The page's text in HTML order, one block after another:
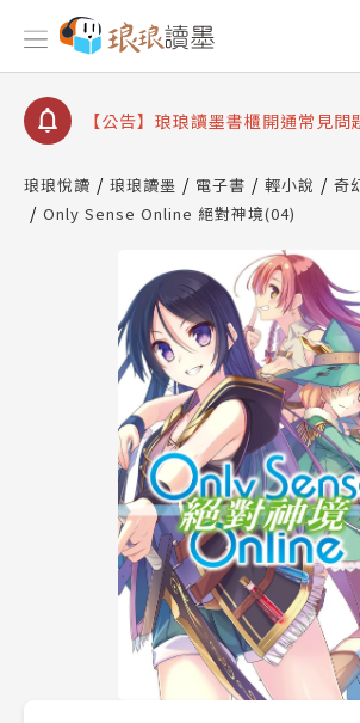
【公告】琅琅讀墨數位閱讀資產合
【公告】琅琅讀墨 3 分鐘完成書櫃
查詢
【公告】琅琅讀墨數位閱讀資產合
琅琅悅讀 琅琅讀墨 電子書 輕小說
奇
Only Sense Online 絕對神境(04)